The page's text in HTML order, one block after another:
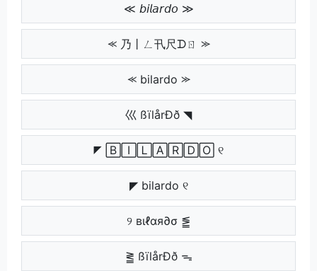
≪ 𝘣𝘪𝘭𝘢𝘳𝘥𝘰 ≫
⪻ 乃丨ㄥ卂尺ᗪㄖ ⪼
⪻ bilardo ⪼
巛 ßïlårÐð ◥
◤ 🄱🄸🄻🄰🅁🄳🄾 ୧
◤ bilardo ୧
୨ вιℓαя∂σ ⪑
⪒ ßïlårÐð ᯓ